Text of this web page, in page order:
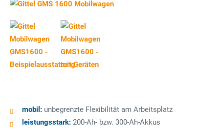
mobil: unbegrenzte Flexibilität am Arbeitsplatz
leistungsstark: 200-Ah- bzw. 300-Ah-Akkus